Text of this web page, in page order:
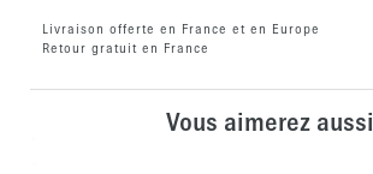
Livraison offerte en France et en Europe
Retour gratuit en France
Vous aimerez aussi